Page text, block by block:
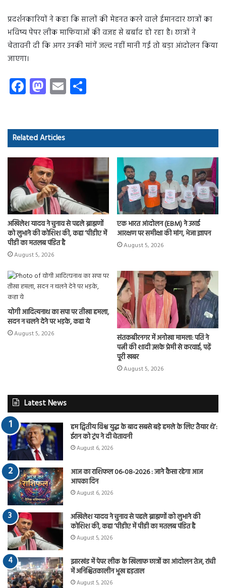
प्रदर्शनकारियों ने कहा कि सालों की मेहनत करने वाले ईमानदार छात्रों का
भविष्य पेपर लीक माफियाओं की वजह से बर्बाद हो रहा है। छात्रों ने
चेतावनी दी कि अगर उनकी मांगें जल्द नहीं मानी गईं तो बड़ा आंदोलन किया
जाएगा।
Fa
ce
o
ok
M
as
d
o
n
E
m
Related Articles
अखिलेश यादव ने चुनाव से पहले ब्राह्मणों
को लुभाने की कोशिश की, कहा ‘पीडीए में
पीडी का मतलब पंडित है
August 5, 2026
एक भारत आंदोलन (EBM) ने उठाई
आरक्षण पर समीक्षा की मांग, भेजा ज्ञापन
August 5, 2026
योगी आदित्यनाथ का सपा पर तीखा हमला,
सदन न चलने देने पर भड़के, कहा ये
August 5, 2026
संतकबीरनगर में अनोखा मामला: पति ने
पत्नी की शादी उसके प्रेमी से करवाई, पढ़ें
पूरी खबर
August 5, 2026
Latest News
हम द्वितीय विश्व युद्ध के बाद सबसे बड़े हमले के लिए तैयार थे’:
ईरान को ट्रंप ने दी चेतावनी
August 6, 2026
आज का राशिफल 06-08-2026 : जाने कैसा रहेगा आज
आपका दिन
August 6, 2026
अखिलेश यादव ने चुनाव से पहले ब्राह्मणों को लुभाने की
कोशिश की, कहा ‘पीडीए में पीडी का मतलब पंडित है
August 5, 2026
झारखंड में पेपर लीक के खिलाफ छात्रों का आंदोलन तेज, रांची
में अनिश्चितकालीन भूख हड़ताल
August 5, 2026